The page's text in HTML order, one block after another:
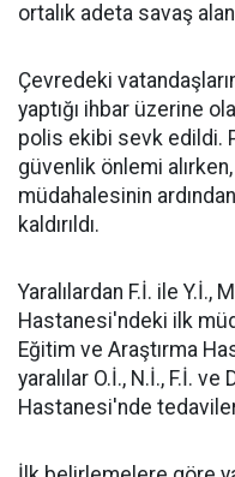
ortalık adeta savaş
Çevredeki
yaptığı ihbar üzerine
polis ekibi sevk edildi.
güvenlik önlemi
müdahalesinin
kaldırıldı.
Yaralılardan F.İ. ile Y.İ.,
Hastanesi'ndeki ilk
Eğitim ve Araştırma
yaralılar O.İ., N.İ., F.İ.
Hastanesi'nde